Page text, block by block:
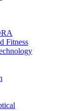
Fitness